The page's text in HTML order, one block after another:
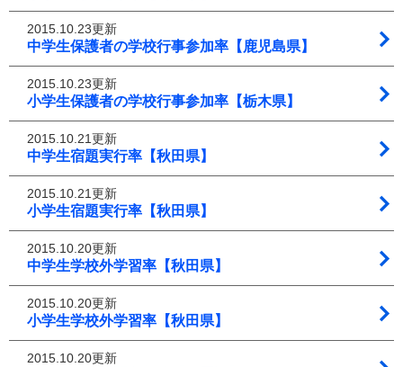
2015.10.23更新
中学生保護者の学校行事参加率【鹿児島県】
2015.10.23更新
小学生保護者の学校行事参加率【栃木県】
2015.10.21更新
中学生宿題実行率【秋田県】
2015.10.21更新
小学生宿題実行率【秋田県】
2015.10.20更新
中学生学校外学習率【秋田県】
2015.10.20更新
小学生学校外学習率【秋田県】
2015.10.20更新